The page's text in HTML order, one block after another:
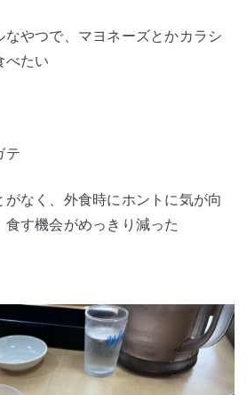
なやつで、マヨネーズとかカラシ
べたい
テ
なく、外食時にホントに気が向
す機会がめっきり減った